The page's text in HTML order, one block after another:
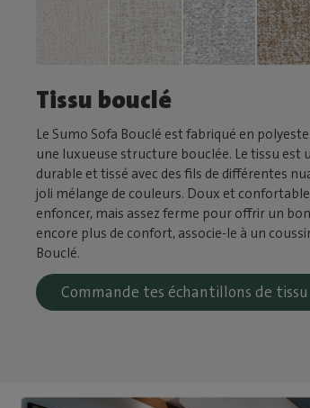
Tissu bouclé
Le Sumo Sofa Bouclé est fabriqué en
une luxueuse structure bouclée. Le tissu est
durable et tissé avec des fils de différentes
joli mélange de couleurs. Doux et confortable
enfoncer, mais assez ferme pour offrir un
encore plus de confort, associe-le à un
Bouclé.
Commande tes échantillons de tissu